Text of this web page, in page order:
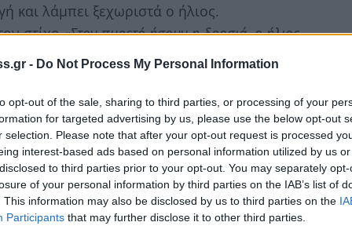
- Do Not Process My Personal Information
opt-out of the sale, sharing to third parties, or processing of your
for targeted advertising by us, please use the below opt-out
selection. Please note that after your opt-out request is processed
interest-based ads based on personal information utilized by us
to third parties prior to your opt-out. You may separately
of your personal information by third parties on the IAB’s list of
This information may also be disclosed by us to third parties on the
Participants that may further disclose it to other third parties.
και λάμπει ξεχωριστά ο ήλιος.
στίχο«Στον πυρετό ήσουν η δροσιά, ο ήλιος
στον Άδη»
Σπάρτης, η Χαρίκλεια Βαδάκογλου,
η Ευαγγελία Μπέτα, φιλόλογος, η Αγγελική
και η Χάρις Αϊβαλιώτη στο τραγούδι
στην συγκίνηση, στην αλήθεια και στην
Αλέπη, Ατσαβέ, Κραουνάκη,
ήταν πραγματική απόδοση τιμής για την